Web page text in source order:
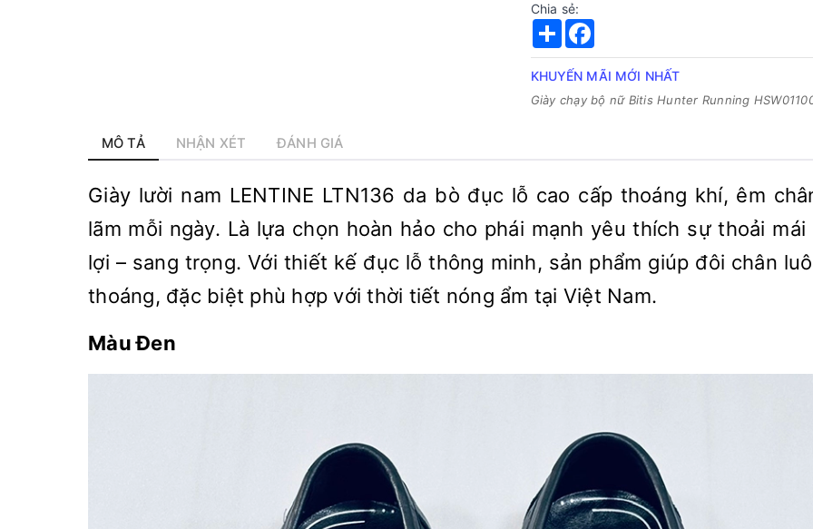
Chia sẻ:
ShareFacebook
KHUYẾN MÃI MỚI NHẤT
Giày chạy bộ nữ Bitis Hunter Running
MÔ TẢ NHẬN XÉT ĐÁNH GIÁ
Giày lười nam LENTINE LTN136 da bò đục lỗ cao cấp thoáng khí, êm
lãm mỗi ngày. Là lựa chọn hoàn hảo cho phái mạnh yêu thích sự thoải mái
lợi – sang trọng. Với thiết kế đục lỗ thông minh, sản phẩm giúp đôi chân
thoáng, đặc biệt phù hợp với thời tiết nóng ẩm tại Việt Nam.
Màu Đen